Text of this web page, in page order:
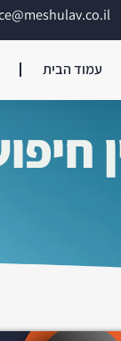
עמוד הבית